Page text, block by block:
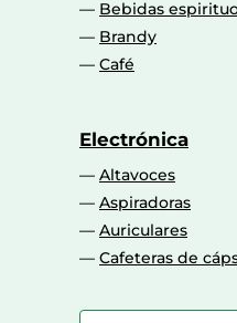
Bebidas
Brandy
Café
Electrónica
Altavoces
Aspiradoras
Auriculares
Cafeteras de